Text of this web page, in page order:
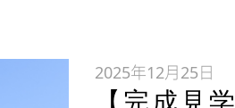
2025年12月25日
【完成見